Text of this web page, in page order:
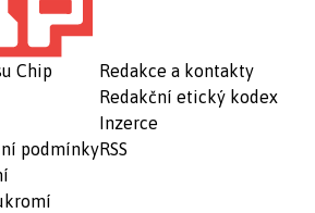
Chip
podmínky
Redakce a kontakty
Redakční etický kodex
Inzerce
RSS